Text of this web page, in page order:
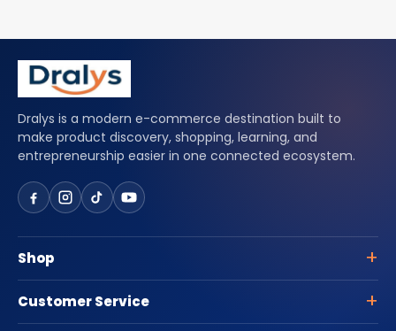
Dralys is a modern e-commerce destination built to
make product discovery, shopping, learning, and
entrepreneurship easier in one connected ecosystem.
Shop
Customer Service